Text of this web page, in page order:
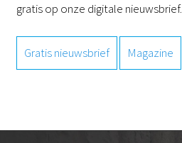
gratis op onze digitale nieuwsbrief.
Gratis nieuwsbrief Magazine